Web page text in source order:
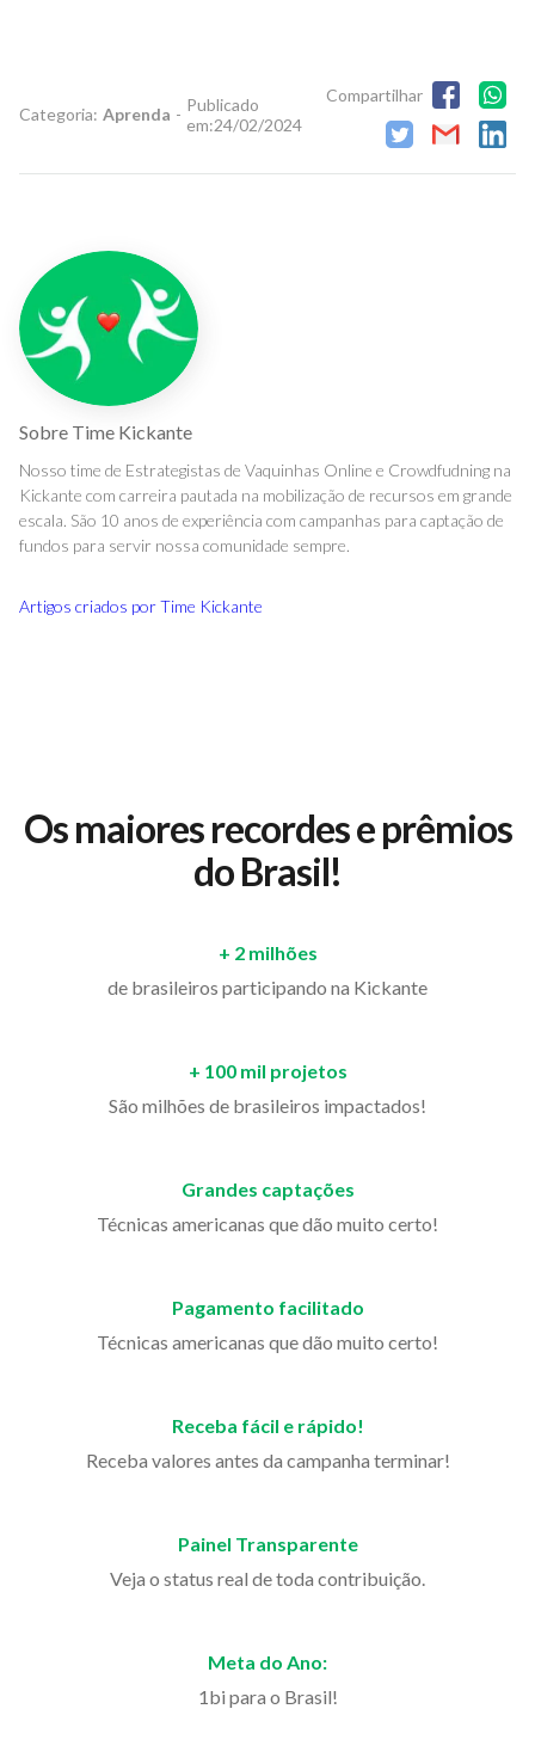
Categoria: Aprenda - Publicado
em:24/02/2024
Compartilhar
Sobre Time Kickante
Nosso time de Estrategistas de Vaquinhas Online e Crowdfudning na
Kickante com carreira pautada na mobilização de recursos em grande
escala. São 10 anos de experiência com campanhas para captação de
fundos para servir nossa comunidade sempre.
Artigos criados porTime Kickante
Os maiores recordes e prêmios
do Brasil!
+ 2 milhões
de brasileiros participando na Kickante
+ 100 mil projetos
São milhões de brasileiros impactados!
Grandes captações
Técnicas americanas que dão muito certo!
Pagamento facilitado
Técnicas americanas que dão muito certo!
Receba fácil e rápido!
Receba valores antes da campanha terminar!
Painel Transparente
Veja o status real de toda contribuição.
Meta do Ano:
1bi para o Brasil!